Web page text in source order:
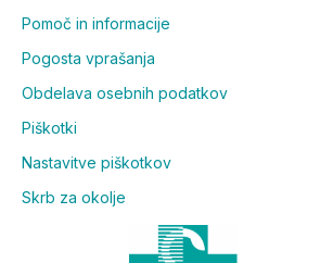
Pomoč in informacije
Pogosta vprašanja
Obdelava osebnih podatkov
Piškotki
Nastavitve piškotkov
Skrb za okolje